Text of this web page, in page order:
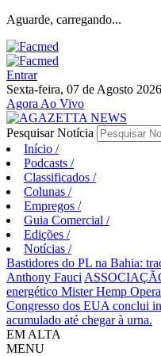
Aguarde, carregando...
Entrar
Sexta-feira, 07 de Agosto 2026
Agora Ao Vivo
Pesquisar Notícia
Início /
Podcasts /
Classificados /
Colunas /
Empregos /
Guia Comercial /
Edições /
Notícias /
Bastidores do PL na Bahia:
Anthony Fauci
energético Mister Hemp
Congresso dos EUA conclui
acumulado até chegar à urna.
EM ALTA
MENU